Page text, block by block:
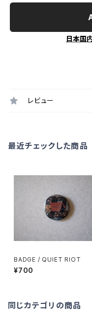
日本国
レビュー
最近チェックした商品
BADGE / QUIET RIOT
¥700
同じカテゴリの商品